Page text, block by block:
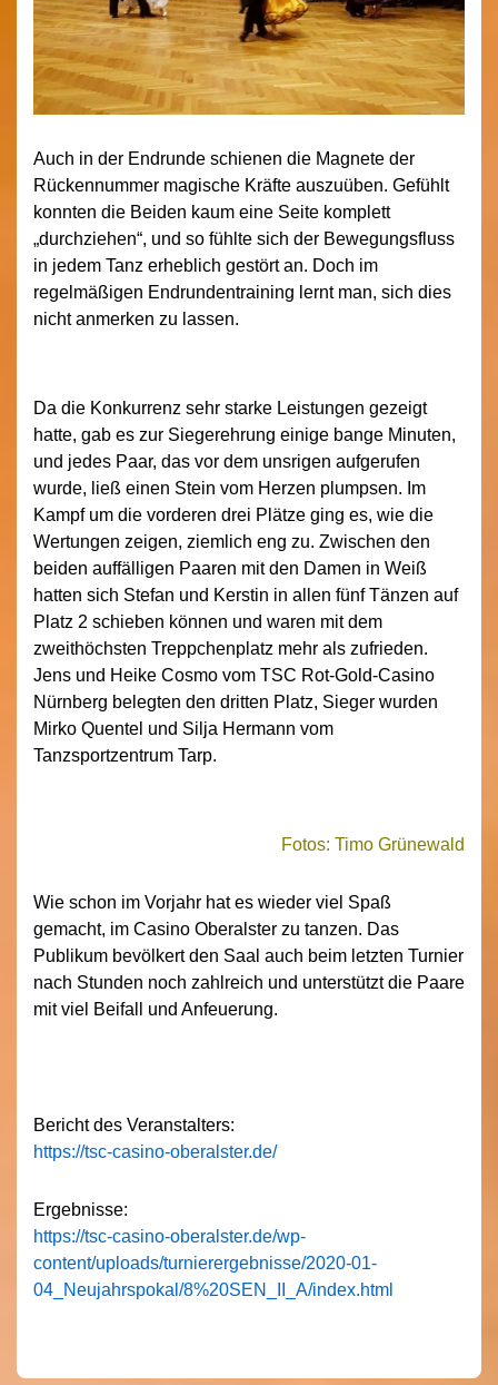
Auch in der Endrunde schienen die Magnete der
Rückennummer magische Kräfte auszuüben. Gefühlt
konnten die Beiden kaum eine Seite komplett
„durchziehen“, und so fühlte sich der Bewegungsfluss
in jedem Tanz erheblich gestört an. Doch im
regelmäßigen Endrundentraining lernt man, sich dies
nicht anmerken zu lassen.
Da die Konkurrenz sehr starke Leistungen gezeigt
hatte, gab es zur Siegerehrung einige bange Minuten,
und jedes Paar, das vor dem unsrigen aufgerufen
wurde, ließ einen Stein vom Herzen plumpsen. Im
Kampf um die vorderen drei Plätze ging es, wie die
Wertungen zeigen, ziemlich eng zu. Zwischen den
beiden auffälligen Paaren mit den Damen in Weiß
hatten sich Stefan und Kerstin in allen fünf Tänzen auf
Platz 2 schieben können und waren mit dem
zweithöchsten Treppchenplatz mehr als zufrieden.
Jens und Heike Cosmo vom TSC Rot-Gold-Casino
Nürnberg belegten den dritten Platz, Sieger wurden
Mirko Quentel und Silja Hermann vom
Tanzsportzentrum Tarp.
Fotos: Timo Grünewald
Wie schon im Vorjahr hat es wieder viel Spaß
gemacht, im Casino Oberalster zu tanzen. Das
Publikum bevölkert den Saal auch beim letzten Turnier
nach Stunden noch zahlreich und unterstützt die Paare
mit viel Beifall und Anfeuerung.
Bericht des Veranstalters:
https://tsc-casino-oberalster.de/
Ergebnisse:
https://tsc-casino-oberalster.de/wp-
content/uploads/turnierergebnisse/2020-01-
04_Neujahrspokal/8%20SEN_II_A/index.html